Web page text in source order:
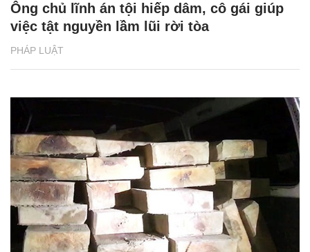
PHÁP LUẬT
Ông chủ lĩnh án tội hiếp dâm, cô gái giúp
việc tật nguyền lầm lũi rời tòa